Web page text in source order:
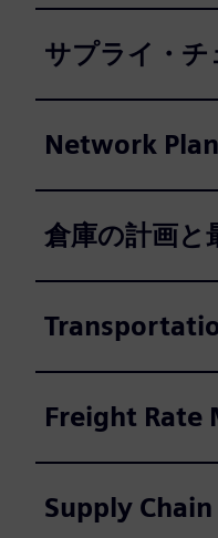
サプライ・
Network
倉庫の計画と
Freight Rate
Supply